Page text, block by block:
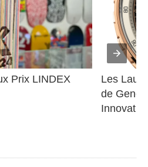
Prix LINDEX
Les
de